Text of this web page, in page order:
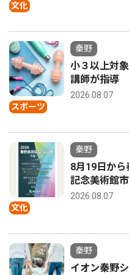
文化
スポーツ
秦野
小３以上対
講師が指導
2026.08.07
文化
秦野
8月19日か
記念美術館
2026.08.07
秦野
イオン秦野